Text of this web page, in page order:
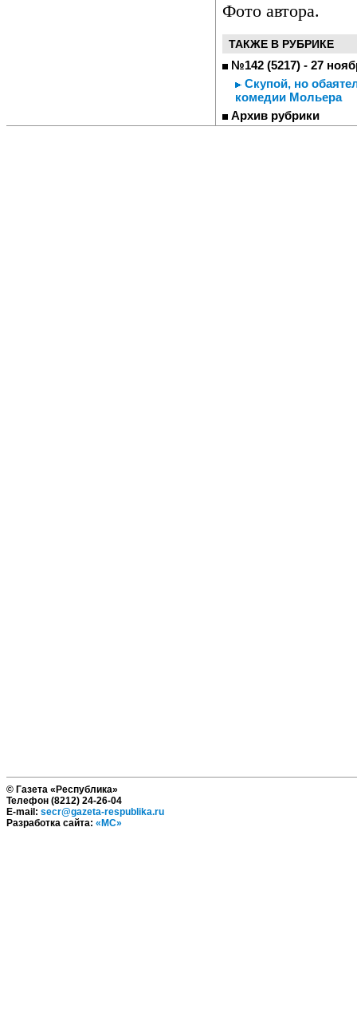
Фото автора.
ТАКЖЕ В РУБРИКЕ
№142 (5217) - 27
Скупой, но
комедии Мольера
Архив рубрики
© Газета «Республика»
Телефон (8212) 24-26-04
E-mail: secr@gazeta-respublika.ru
Разработка сайта: «МС»